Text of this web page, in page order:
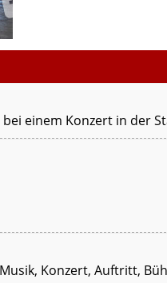
einem Konzert in der
Konzert, Auftritt,